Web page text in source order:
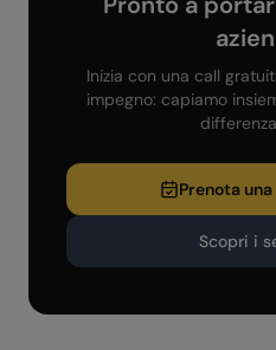
Inizia con una call
impegno: capiamo
Prenota
Scopri i